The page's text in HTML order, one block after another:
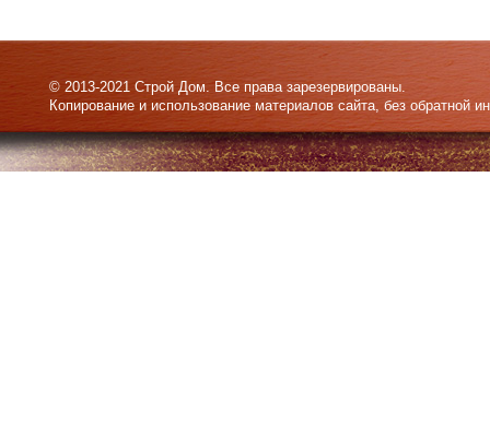
© 2013-2021 Строй Дом. Все права зарезервированы.
Копирование и использование материалов сайта, без обратной